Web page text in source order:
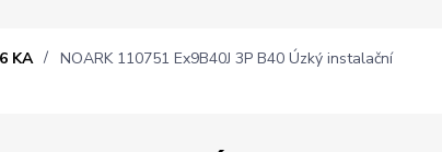
KA
NOARK 110751 Ex9B40J 3P B40 Úzký instalační